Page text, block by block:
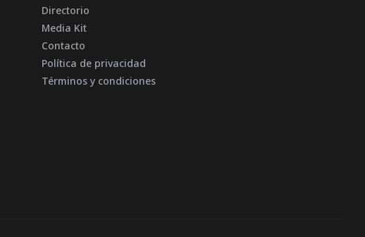
Directorio
Media Kit
Contacto
Política de privacidad
Términos y condiciones